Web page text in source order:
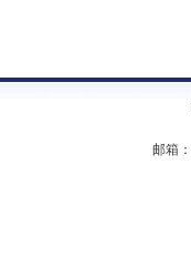
邮箱：